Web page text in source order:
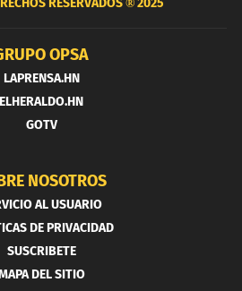
OPSA
LAPRENSA.HN
ELHERALDO.HN
GOTV
NOSOTROS
AL USUARIO
DE PRIVACIDAD
SUSCRIBETE
DEL SITIO